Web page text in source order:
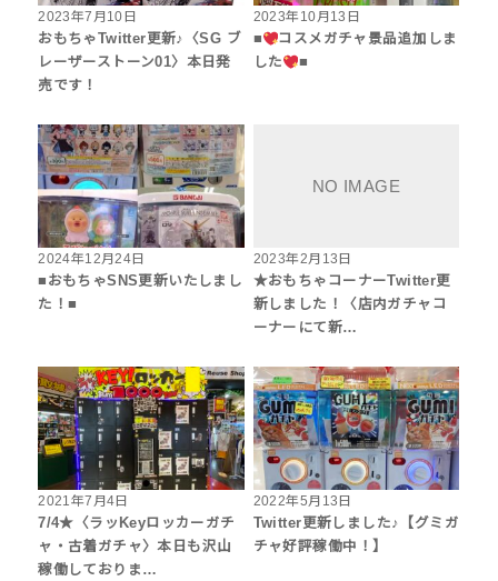
2023年7月10日
おもちゃTwitter更新♪〈SG ブ
レーザーストーン01〉本日発
売です！
2023年10月13日
■
コスメガチャ景品追加しま
した
■
2024年12月24日
■おもちゃSNS更新いたしまし
た！■
2023年2月13日
★おもちゃコーナーTwitter更
新しました！〈店内ガチャコ
ーナーにて新…
2021年7月4日
7/4★〈ラッKeyロッカーガチ
ャ・古着ガチャ〉本日も沢山
稼働しておりま…
2022年5月13日
Twitter更新しました♪【グミガ
チャ好評稼働中！】